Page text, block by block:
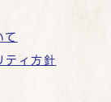
て
ティ方針